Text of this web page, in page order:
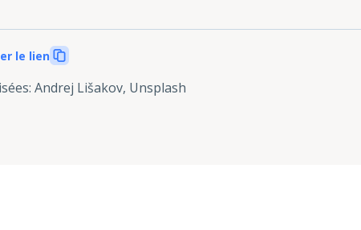
le lien
: Andrej Lišakov, Unsplash